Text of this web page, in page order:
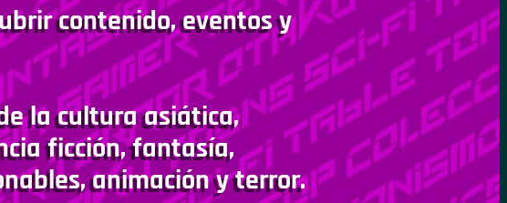
contenido, eventos y
la cultura asiática,
ficción, fantasía,
animación y terror.